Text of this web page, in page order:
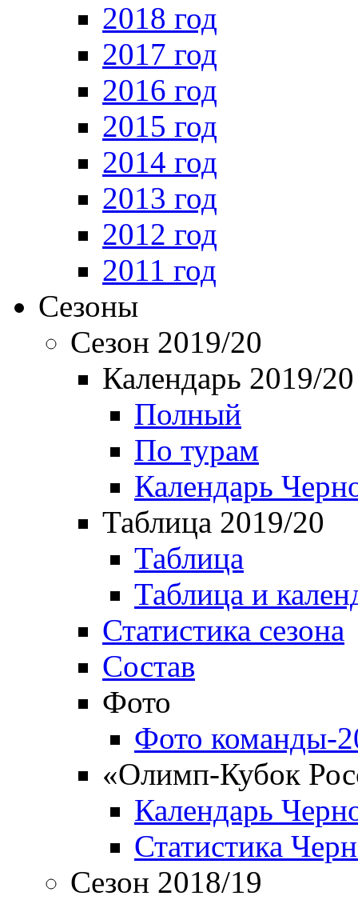
2018 год
2017 год
2016 год
2015 год
2014 год
2013 год
2012 год
2011 год
Сезоны
Сезон 2019/20
Календарь 2019/20
Полный
По турам
Календарь
Таблица 2019/20
Таблица
Таблица и
Статистика сезона
Состав
Фото
Фото команды-
«Олимп-Кубок
Календарь
Статистика
Сезон 2018/19